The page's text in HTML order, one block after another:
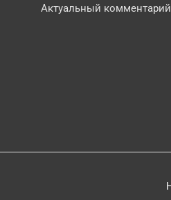
Актуальный комментарий